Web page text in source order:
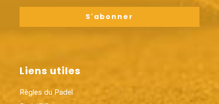
Liens utiles
Règles du Padel